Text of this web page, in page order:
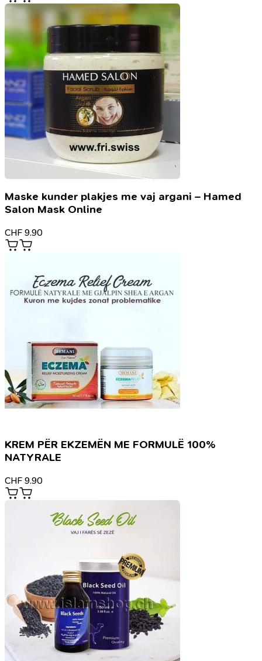
Maske kunder plakjes me vaj argani – Hamed
Salon Mask Online
CHF 9.90
KREM PËR EKZEMËN ME FORMULË 100%
NATYRALE
CHF 9.90